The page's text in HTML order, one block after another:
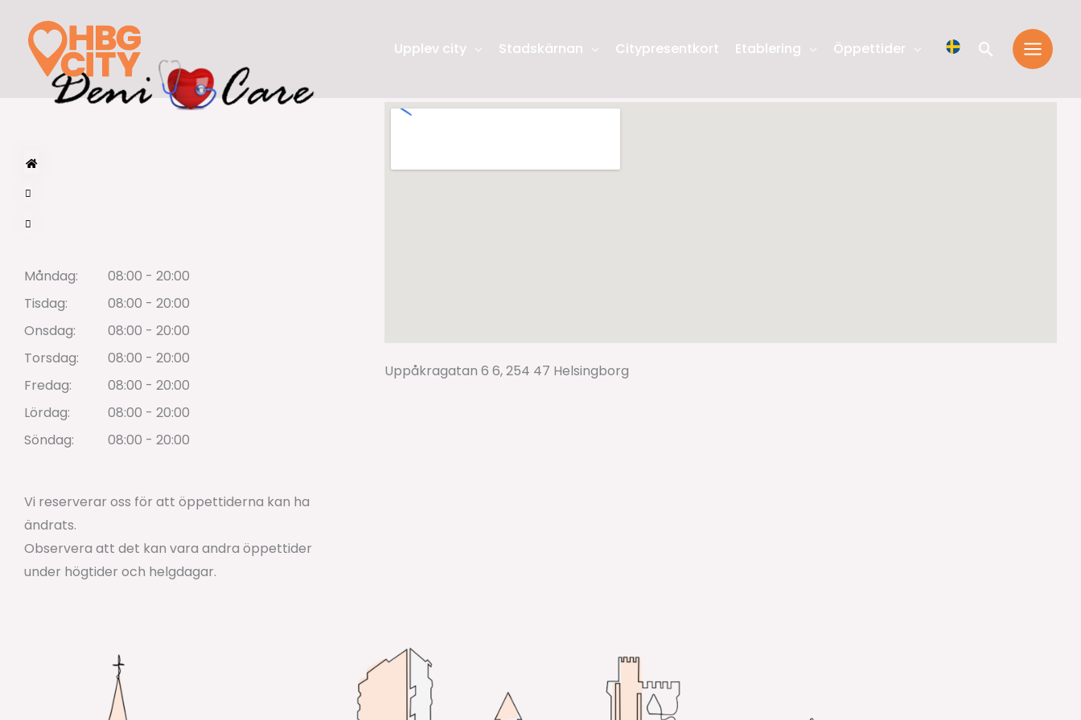
innehåll
Upplev city Stadskärnan Citypresentkort Etablering Öppettider Sök
Måndag:
08:00 - 20:00
Tisdag:
08:00 - 20:00
Onsdag:
08:00 - 20:00
Torsdag:
08:00 - 20:00
Fredag:
08:00 - 20:00
Lördag:
08:00 - 20:00
Söndag:
08:00 - 20:00
Vi reserverar oss för att öppettiderna kan ha
ändrats.
Observera att det kan vara andra öppettider
under högtider och helgdagar.
Uppåkragatan 6 6, 254 47 Helsingborg